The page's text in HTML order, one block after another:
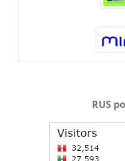
RUS